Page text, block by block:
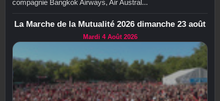
compagnie Bangkok Airways, Air Austral...
La Marche de la Mutualité 2026 dimanche 23 août
Mardi 4 Août 2026